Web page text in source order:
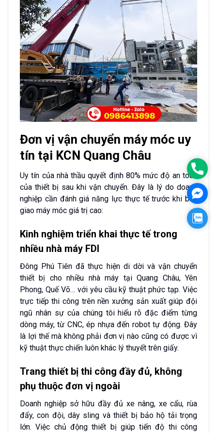
Đơn vị vận chuyển máy móc uy
tín tại KCN Quang Châu
Uy tín của nhà thầu quyết định 80% mức độ an toàn
của thiết bị sau khi vận chuyển. Đây là lý do doanh
nghiệp cần đánh giá năng lực thực tế trước khi bàn
giao máy móc giá trị cao:
Kinh nghiệm triển khai thực tế trong
nhiều nhà máy FDI
Đông Phú Tiên đã thực hiện di dời và vận chuyển
thiết bị cho nhiều nhà máy tại Quang Châu, Yên
Phong, Quế Võ… với yêu cầu kỹ thuật phức tạp. Việc
trực tiếp thi công trên nền xưởng sản xuất giúp đội
ngũ nhân sự của chúng tôi hiểu rõ đặc điểm từng
dòng máy, từ CNC, ép nhựa đến robot tự động. Đây
là lợi thế mà không phải đơn vị nào cũng có được vì
kỹ thuật thực chiến luôn khác lý thuyết trên giấy.
Trang thiết bị thi công đầy đủ, không
phụ thuộc đơn vị ngoài
Doanh nghiệp sở hữu đầy đủ xe nâng, xe cẩu, rùa
đẩy, con đội, dây sling và thiết bị bảo hộ tải trọng
lớn. Việc chủ động thiết bị giúp tiến độ thi công
Zalo